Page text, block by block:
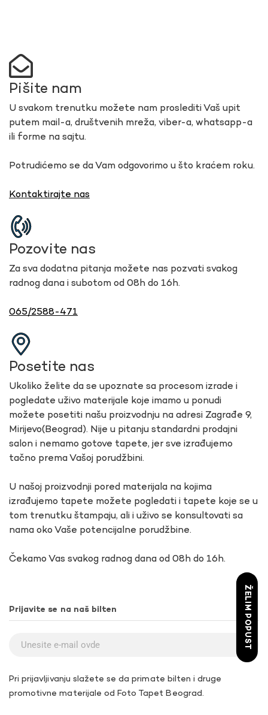
Pišite nam
U svakom trenutku možete nam proslediti Vaš upit
putem mail-a, društvenih mreža, viber-a, whatsapp-a
ili forme na sajtu.
Potrudićemo se da Vam odgovorimo u što kraćem roku.
Kontaktirajte nas
Pozovite nas
Za sva dodatna pitanja možete nas pozvati svakog
radnog dana i subotom od 08h do 16h.
065/2588-471
Posetite nas
Ukoliko želite da se upoznate sa procesom izrade i
pogledate uživo materijale koje imamo u ponudi
možete posetiti našu proizvodnju na adresi Zagrađe 9,
Mirijevo(Beograd). Nije u pitanju standardni prodajni
salon i nemamo gotove tapete, jer sve izrađujemo
tačno prema Vašoj porudžbini.
U našoj proizvodnji pored materijala na kojima
izrađujemo tapete možete pogledati i tapete koje se u
tom trenutku štampaju, ali i uživo se konsultovati sa
nama oko Vaše potencijalne porudžbine.
Čekamo Vas svakog radnog dana od 08h do 16h.
Prijavite se na naš bilten
Pri prijavljivanju slažete se da primate bilten i druge
promotivne materijale od Foto Tapet Beograd.
ŽELIM POPUST